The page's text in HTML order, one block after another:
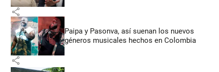
share
Paipa y Pasonva, así suenan los nuevos
géneros musicales hechos en Colombia
share